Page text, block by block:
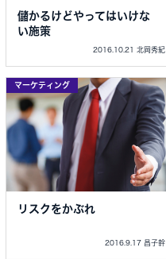
儲かるけどやってはいけな
い施策
2016.10.21 北岡秀紀
マーケティング
リスクをかぶれ
2016.9.17 昌子幹